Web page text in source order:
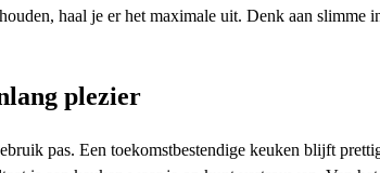
haal je er het maximale uit. Denk aan
plezier
pas. Een toekomstbestendige keuken blijft